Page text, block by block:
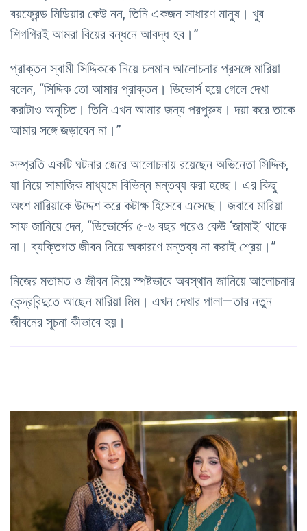
বয়ফ্রেন্ড মিডিয়ার কেউ নন, তিনি একজন সাধারণ মানুষ। খুব
শিগগিরই আমরা বিয়ের বন্ধনে আবদ্ধ হব।”
প্রাক্তন স্বামী সিদ্দিককে নিয়ে চলমান আলোচনার প্রসঙ্গে মারিয়া
বলেন, “সিদ্দিক তো আমার প্রাক্তন। ডিভোর্স হয়ে গেলে দেখা
করাটাও অনুচিত। তিনি এখন আমার জন্য পরপুরুষ। দয়া করে তাকে
আমার সঙ্গে জড়াবেন না।”
সম্প্রতি একটি ঘটনার জেরে আলোচনায় রয়েছেন অভিনেতা সিদ্দিক,
যা নিয়ে সামাজিক মাধ্যমে বিভিন্ন মন্তব্য করা হচ্ছে। এর কিছু
অংশ মারিয়াকে উদ্দেশ করে কটাক্ষ হিসেবে এসেছে। জবাবে মারিয়া
সাফ জানিয়ে দেন, “ডিভোর্সের ৫-৬ বছর পরেও কেউ ‘জামাই’ থাকে
না। ব্যক্তিগত জীবন নিয়ে অকারণে মন্তব্য না করাই শ্রেয়।”
নিজের মতামত ও জীবন নিয়ে স্পষ্টভাবে অবস্থান জানিয়ে আলোচনার
কেন্দ্রবিন্দুতে আছেন মারিয়া মিম। এখন দেখার পালা—তার নতুন
জীবনের সূচনা কীভাবে হয়।